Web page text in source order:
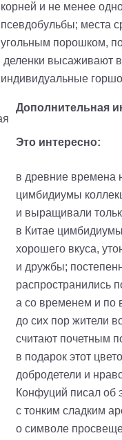
корней и не менее
псевдобульбы; места
угольным порошком,
деленки высаживают в
индивидуальные
Дополнительная
Это интересно:
в древние времена
цимбидиумы
и выращивали
в Китае
хорошего вкуса,
и дружбы;
распространились
а со временем и по
до сих пор жители
считают почетным
в подарок этот
добродетели и
Конфуций писал об
с тонким сладким
о символе